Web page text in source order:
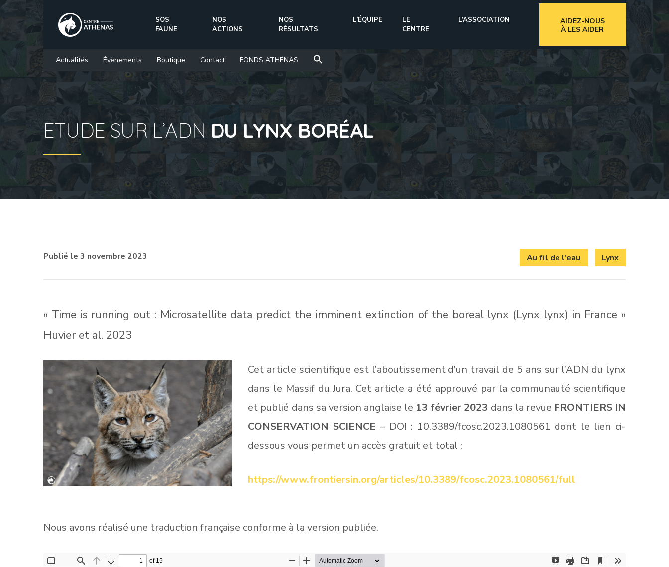
SOS
FAUNE
NOS
ACTIONS
NOS
RÉSULTATS
L’ÉQUIPE
LE
CENTRE
L’ASSOCIATION
AIDEZ-NOUS
À LES AIDER
Actualités Évènements Boutique Contact FONDS ATHÉNAS
ETUDE SUR L’ADN DU LYNX BORÉAL
Publié le 3 novembre 2023 Au fil de l'eau Lynx
« Time is running out : Microsatellite data predict the imminent extinction of the boreal lynx (Lynx lynx) in France »
Huvier et al. 2023
Cet article scientifique est l’aboutissement d’un travail de 5 ans sur l’ADN du lynx
dans le Massif du Jura. Cet article a été approuvé par la communauté scientifique
et publié dans sa version anglaise le 13 février 2023 dans la revue FRONTIERS IN
CONSERVATION SCIENCE – DOI : 10.3389/fcosc.2023.1080561 dont le lien ci-
dessous vous permet un accès gratuit et total :
https://www.frontiersin.org/articles/10.3389/fcosc.2023.1080561/full
Nous avons réalisé une traduction française conforme à la version publiée.